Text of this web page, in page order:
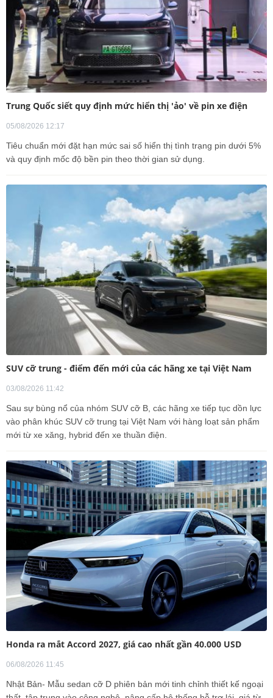
Trung Quốc siết quy định mức hiển thị 'ảo' về pin xe điện
05/08/2026 12:17
Tiêu chuẩn mới đặt hạn mức sai số hiển thị tình trạng pin dưới 5%
và quy định mốc độ bền pin theo thời gian sử dụng.
SUV cỡ trung - điểm đến mới của các hãng xe tại Việt Nam
03/08/2026 11:42
Sau sự bùng nổ của nhóm SUV cỡ B, các hãng xe tiếp tục dồn lực
vào phân khúc SUV cỡ trung tại Việt Nam với hàng loạt sản phẩm
mới từ xe xăng, hybrid đến xe thuần điện.
Honda ra mắt Accord 2027, giá cao nhất gần 40.000 USD
06/08/2026 11:45
Nhật Bản- Mẫu sedan cỡ D phiên bản mới tinh chỉnh thiết kế ngoại